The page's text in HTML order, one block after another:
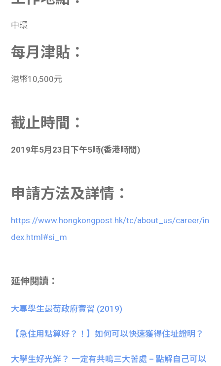
中環
每月津貼：
港幣10,500元
截止時間：
2019年5月23日下午5時(香港時間)
申請方法及詳情：
https://www.hongkongpost.hk/tc/about_us/career/in
dex.html#si_m
延伸閱讀：
大專學生最荀政府實習 (2019)
【急住用點算好？！】如何可以快速獲得住址證明？
大學生好光鮮？ 一定有共鳴三大苦處 – 點解自己可以